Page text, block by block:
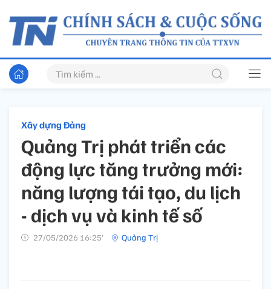
Xây dựng Đảng
Quảng Trị phát triển các
động lực tăng trưởng mới:
năng lượng tái tạo, du lịch
- dịch vụ và kinh tế số
27/05/2026 16:25’ Quảng Trị